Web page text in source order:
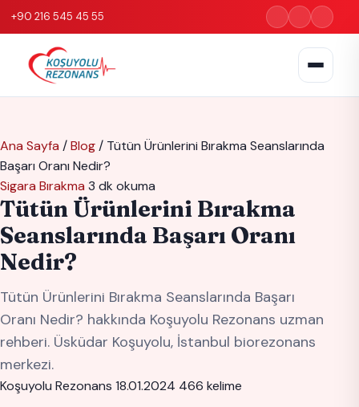
+90 216 545 45 55
Ana Sayfa /Blog/ Tütün Ürünlerini Bırakma Seanslarında
Başarı Oranı Nedir?
Sigara Bırakma 3 dk okuma
Tütün Ürünlerini Bırakma
Seanslarında Başarı Oranı
Nedir?
Tütün Ürünlerini Bırakma Seanslarında Başarı
Oranı Nedir? hakkında Koşuyolu Rezonans uzman
rehberi. Üsküdar Koşuyolu, İstanbul biorezonans
merkezi.
Koşuyolu Rezonans 18.01.2024 466 kelime